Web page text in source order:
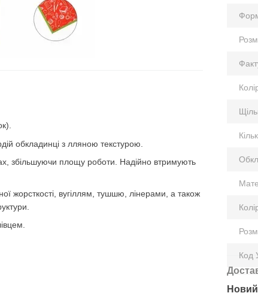
обкладинці з лляною текстурою.
збільшуючи площу роботи. Надійно втримують
жорсткості, вугіллям, тушшю, лінерами, а також
Код
Новий